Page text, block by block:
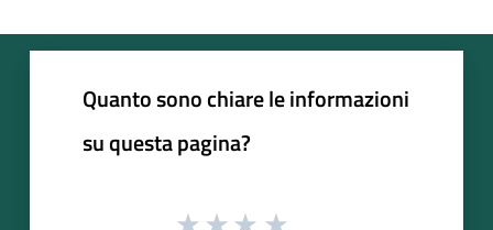
Quanto sono chiare le informazioni
su questa pagina?